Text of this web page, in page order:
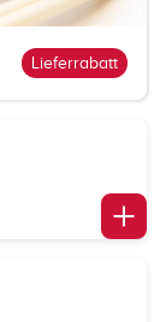
Lieferrabatt